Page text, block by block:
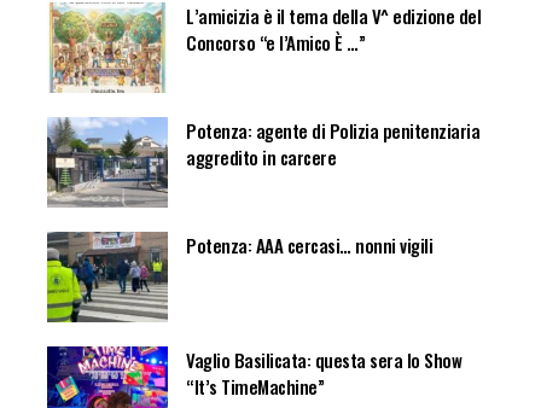
L’amicizia è il tema della V^ edizione del
Concorso “e l’Amico È …”
Potenza: agente di Polizia penitenziaria
aggredito in carcere
Potenza: AAA cercasi… nonni vigili
Vaglio Basilicata: questa sera lo Show
“It’s TimeMachine”